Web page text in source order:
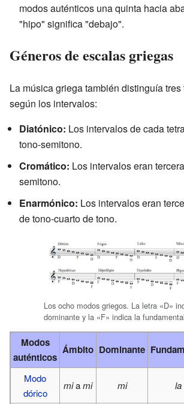
modos auténticos una quinta hacia
"hipo" significa "debajo".
Géneros de escalas griegas
La música griega también distinguía
según los intervalos:
Diatónico: Los intervalos de cada
tono-semitono.
Cromático: Los intervalos eran
semitono.
Enarmónico: Los intervalos eran
de tono-cuarto de tono.
Los ocho modos griegos. La letra «D»
dominante y la «F» indica la
Modos
auténticos
Ámbito Dominante
Modo
dórico
miami mi la